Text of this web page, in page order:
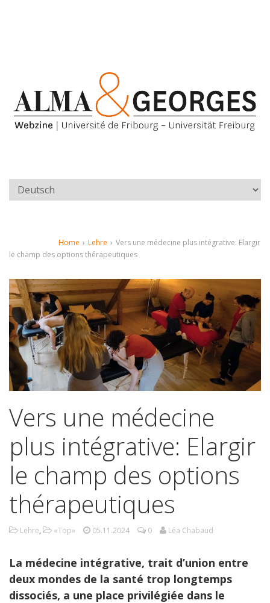
Home › Lehre › Vers une médecine plus intégrative: Elargir
le champ des options thérapeutiques
Vers une médecine
plus intégrative: Elargir
le champ des options
thérapeutiques
Lehre, «Top» 05.11.2024 0 Léa Chabaud
La médecine intégrative, trait d’union entre
deux mondes de la santé trop longtemps
dissociés, a une place privilégiée dans le